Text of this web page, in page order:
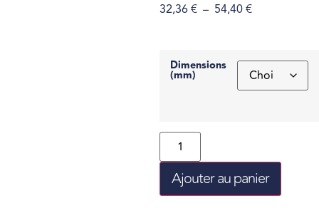
32,36€ – 54,40€
Dimensions
(mm)
Ajouter au panier